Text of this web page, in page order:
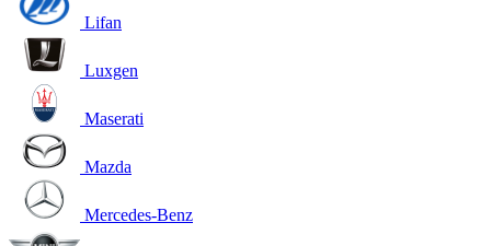
Lifan
Luxgen
Maserati
Mazda
Mercedes-Benz